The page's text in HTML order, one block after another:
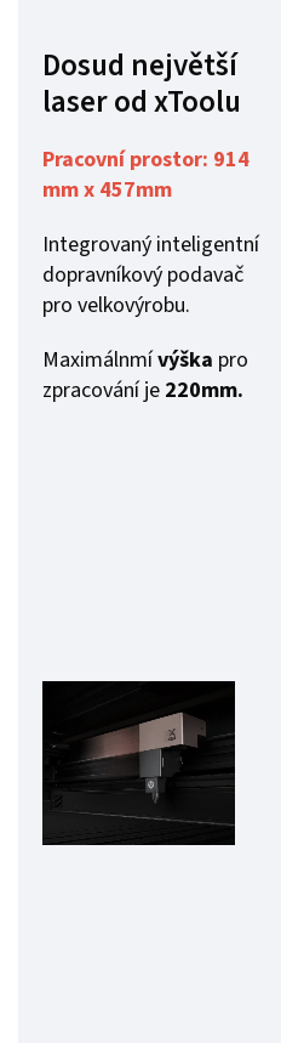
Dosud největší
laser od xToolu
Pracovní prostor: 914
mm x 457mm
Integrovaný inteligentní
dopravníkový podavač
pro velkovýrobu.
Maximálnmívýška pro
zpracování je 220mm.